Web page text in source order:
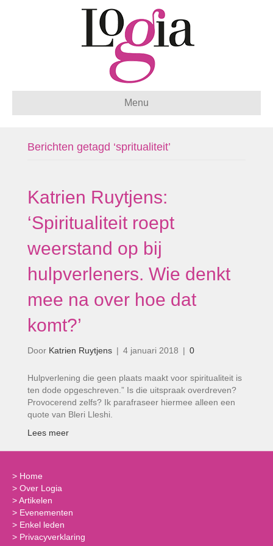
Menu
Berichten getagd ‘spritualiteit’
Katrien Ruytjens:
‘Spiritualiteit roept
weerstand op bij
hulpverleners. Wie denkt
mee na over hoe dat
komt?’
Door Katrien Ruytjens | 4 januari 2018 | 0
Hulpverlening die geen plaats maakt voor spiritualiteit is
ten dode opgeschreven.” Is die uitspraak overdreven?
Provocerend zelfs? Ik parafraseer hiermee alleen een
quote van Bleri Lleshi.
Lees meer
> Home
> Over Logia
>Artikelen
> Evenementen
> Enkel leden
> Privacyverklaring